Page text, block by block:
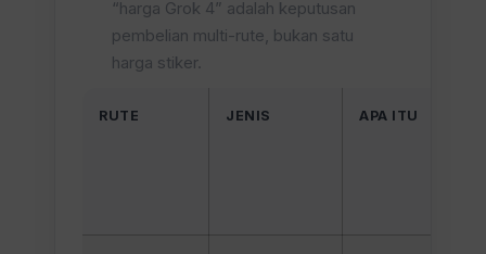
“harga Grok 4” adalah keputusan
pembelian multi-rute, bukan satu
harga stiker.
RUTE JENIS APA ITU